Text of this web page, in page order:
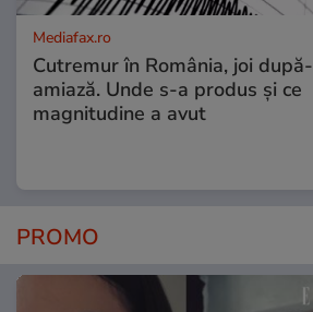
Mediafax.ro
Cutremur în România, joi după-
amiază. Unde s-a produs și ce
magnitudine a avut
PROMO